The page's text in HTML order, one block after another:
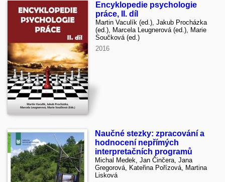
Encyklopedie psychologie
práce, II. díl
Martin Vaculík (ed.), Jakub Procházka
(ed.), Marcela Leugnerová (ed.), Marie
Součková (ed.)
2016
Naučné stezky: zpracování a
hodnocení nepřímých
interpretačních programů
Michal Medek, Jan Činčera, Jana
Gregorová, Kateřina Pořízová, Martina
Lisková